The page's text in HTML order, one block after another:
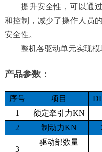
提升安全性，可以通
和控制，减少了操作人员
安全性。
整机各驱动单元实现模
产品参数：
序号 项目
1
额定牵引力KN
2
制动力KN
3
驱动部数量